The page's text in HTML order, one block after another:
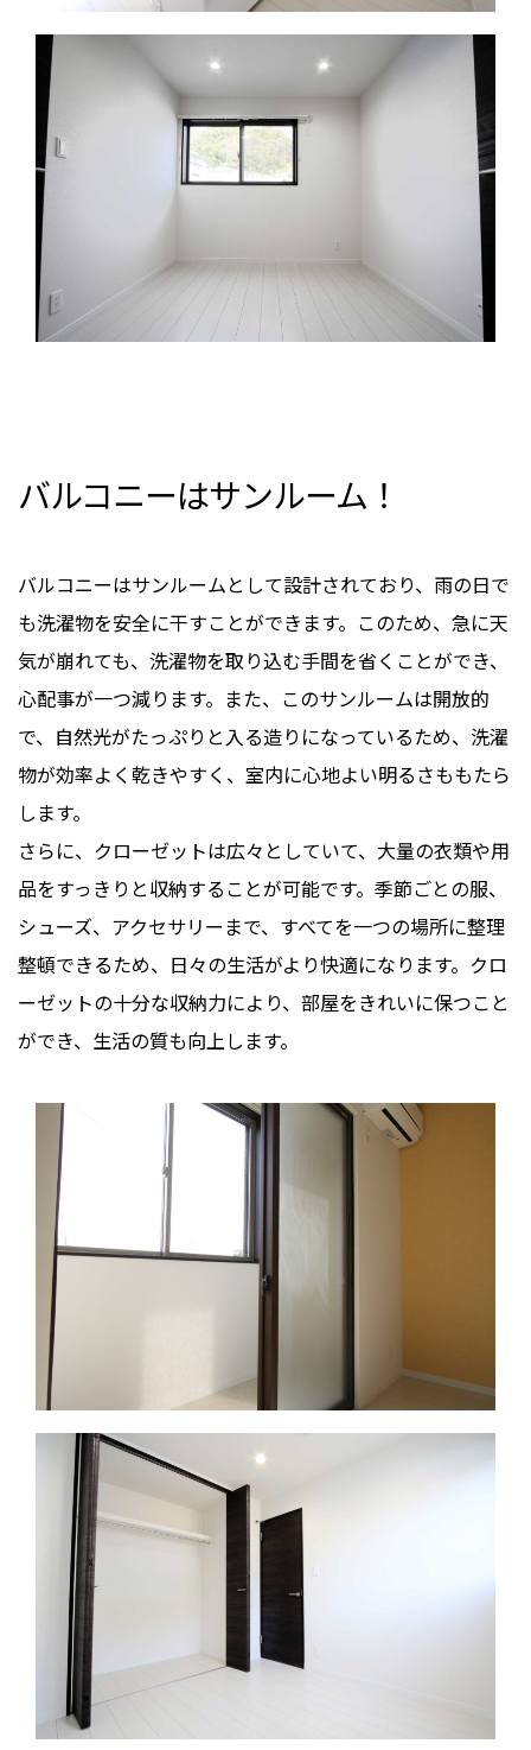
バルコニーはサンルーム！
バルコニーはサンルームとして設計されており、雨の日で
も洗濯物を安全に干すことができます。このため、急に天
気が崩れても、洗濯物を取り込む手間を省くことができ、
心配事が一つ減ります。また、このサンルームは開放的
で、自然光がたっぷりと入る造りになっているため、洗濯
物が効率よく乾きやすく、室内に心地よい明るさももたら
します。
さらに、クローゼットは広々としていて、大量の衣類や用
品をすっきりと収納することが可能です。季節ごとの服、
シューズ、アクセサリーまで、すべてを一つの場所に整理
整頓できるため、日々の生活がより快適になります。クロ
ーゼットの十分な収納力により、部屋をきれいに保つこと
ができ、生活の質も向上します。